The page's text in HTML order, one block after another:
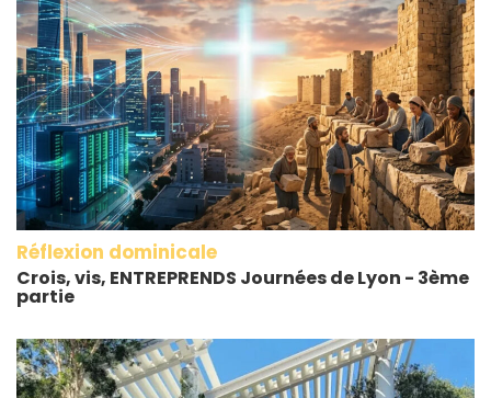
Réflexion dominicale
Crois, vis, ENTREPRENDS Journées de Lyon - 3ème
partie